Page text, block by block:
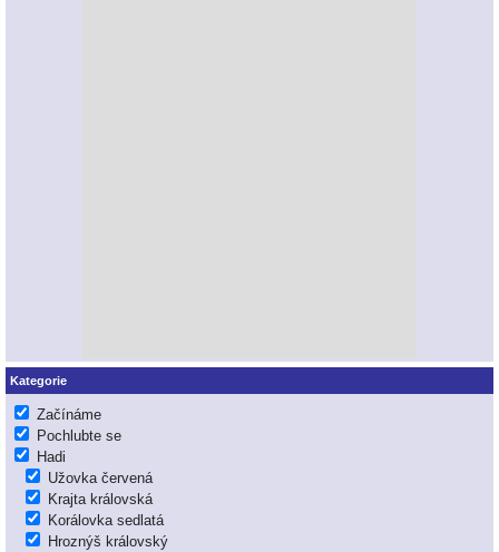
Kategorie
Začínáme
Pochlubte se
Hadi
Užovka červená
Krajta královská
Korálovka sedlatá
Hroznýš královský